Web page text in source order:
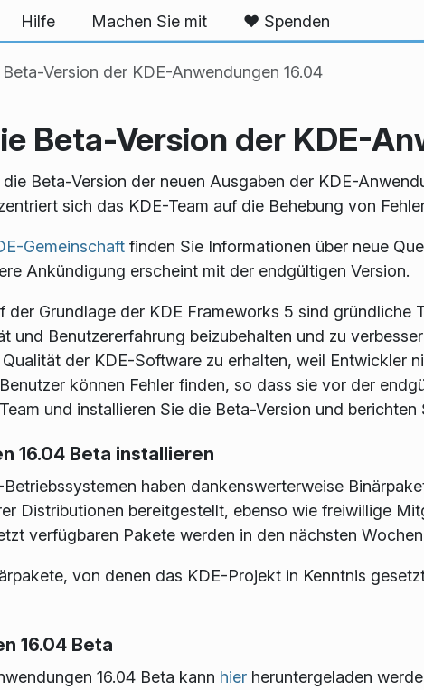
Hilfe Machen Sie mit ❤️ Spenden
Version der KDE-Anwendungen 16.04
Beta-Version der KDE-
Beta-Version der neuen Ausgaben der KDE-
sich das KDE-Team auf die Behebung von
Gemeinschaftfinden Sie Informationen über neue
Ankündigung erscheint mit der endgültigen Version.
Grundlage der KDE Frameworks 5 sind gründliche
und Benutzererfahrung beizubehalten und zu
der KDE-Software zu erhalten, weil Entwickler
können Fehler finden, so dass sie vor der
und installieren Sie die Beta-Version und berichten
16.04 Beta installieren
haben dankenswerterweise
Distributionen bereitgestellt, ebenso wie freiwillige
verfügbaren Pakete werden in den nächsten
von denen das KDE-Projekt in Kenntnis
16.04 Beta
16.04 Beta kann hierheruntergeladen